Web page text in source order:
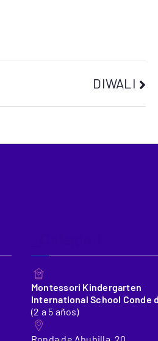
DIWALI
Montessori Kindergarten
International School Conde
(2 a 5 años)